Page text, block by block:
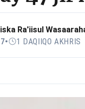
Ra'iisul
• 1 DAQIIQO AKHRIS